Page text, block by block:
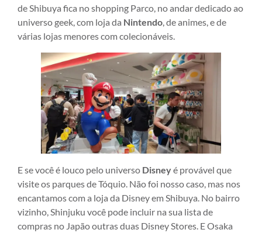
de Shibuya fica no shopping Parco, no andar dedicado ao
universo geek, com loja da Nintendo , de animes, e de
várias lojas menores com colecionáveis.
E se você é louco pelo universo Disneyé provável que
visite os parques de Tóquio. Não foi nosso caso, mas nos
encantamos com a loja da Disney em Shibuya. No bairro
vizinho, Shinjuku você pode incluir na sua lista de
compras no Japão outras duas Disney Stores. E Osaka